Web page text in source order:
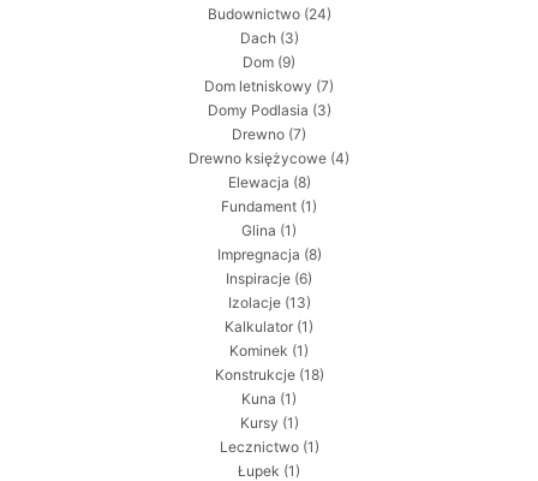
Budownictwo(24)
Dach(3)
Dom (9)
Dom letniskowy (7)
Domy Podlasia (3)
Drewno (7)
Drewno księżycowe (4)
Elewacja (8)
Fundament (1)
Glina (1)
Impregnacja (8)
Inspiracje (6)
Izolacje(13)
Kalkulator (1)
Kominek (1)
Konstrukcje(18)
Kuna (1)
Kursy (1)
Lecznictwo(1)
Łupek (1)